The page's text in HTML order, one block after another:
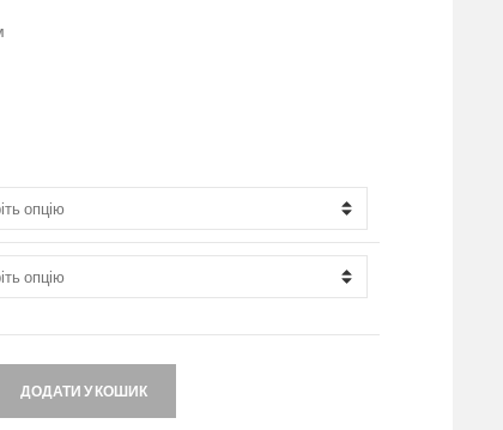
ДОДАТИ У КОШИК